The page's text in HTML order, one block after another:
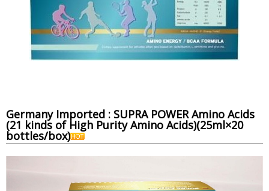
Germany Imported : SUPRA POWER Amino Acids
(21 kinds of High Purity Amino Acids)(25ml×20
bottles/box)